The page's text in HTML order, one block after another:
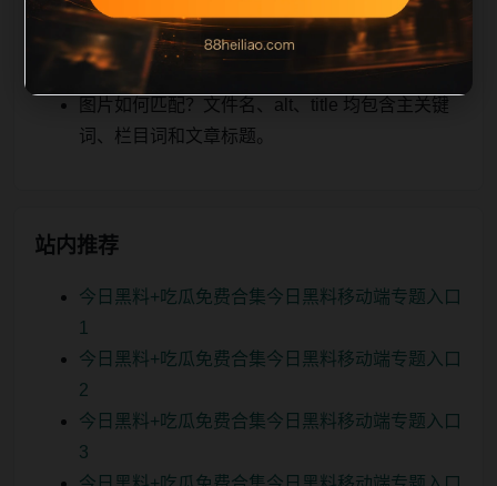
关、图片本地化的方式持续补充。
如何继续浏览？可返回栏目页、查看热门推荐或
进入 sitemap。
图片如何匹配？文件名、alt、title 均包含主关键
词、栏目词和文章标题。
站内推荐
今日黑料+吃瓜免费合集今日黑料移动端专题入口
1
今日黑料+吃瓜免费合集今日黑料移动端专题入口
2
今日黑料+吃瓜免费合集今日黑料移动端专题入口
3